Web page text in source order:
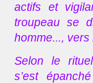
actifs et
troupeau se
homme..., vers
Selon le
s’est